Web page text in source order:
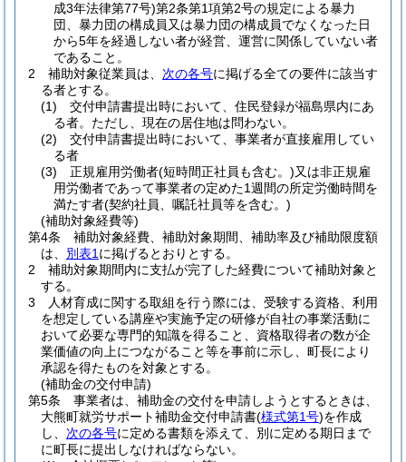
成3年法律第77号)第2条第1項第2号の規定による暴力
団、暴力団の構成員又は暴力団の構成員でなくなった日
から5年を経過しない者が経営、運営に関係していない者
であること。
2
補助対象従業員は、 次の各号に掲げる全ての要件に該当す
る者とする。
(1)
交付申請書提出時において、住民登録が福島県内にあ
る者。 ただし、現在の居住地は問わない。
(2)
交付申請書提出時において、事業者が直接雇用してい
る者
(3)
正規雇用労働者(短時間正社員も含む。)又は非正規雇
用労働者であって事業者の定めた1週間の所定労働時間を
満たす者(契約社員、嘱託社員等を含む。)
(補助対象経費等)
第4条
補助対象経費、補助対象期間、補助率及び補助限度額
は、 別表1 に掲げるとおりとする。
2
補助対象期間内に支払が完了した経費について補助対象と
する。
3
人材育成に関する取組を行う際には、受験する資格、利用
を想定している講座や実施予定の研修が自社の事業活動に
おいて必要な専門的知識を得ること、資格取得者の数が企
業価値の向上につながること等を事前に示し、町長により
承認を得たものを対象とする。
(補助金の交付申請)
第5条
事業者は、補助金の交付を申請しようとするときは、
大熊町就労サポート補助金交付申請書(様式第1号)を作成
し、 次の各号に定める書類を添えて、別に定める期日まで
に町長に提出しなければならない。